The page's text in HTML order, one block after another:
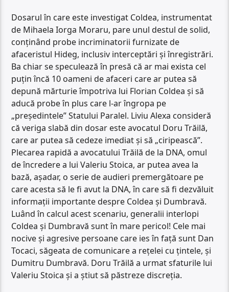
Dosarul în care este investigat Coldea, instrumentat
de Mihaela Iorga Moraru, pare unul destul de solid,
conținând probe incriminatorii furnizate de
afaceristul Hideg, inclusiv interceptări și înregistrări.
Ba chiar se speculează în presă că ar mai exista cel
puțin încă 10 oameni de afaceri care ar putea să
depună mărturie împotriva lui Florian Coldea și să
aducă probe în plus care l-ar îngropa pe
„președintele” Statului Paralel. Liviu Alexa consideră
că veriga slabă din dosar este avocatul Doru Trăilă,
care ar putea să cedeze imediat și să „ciripească”.
Plecarea rapidă a avocatului Trăilă de la DNA, omul
de încredere a lui Valeriu Stoica, ar putea avea la
bază, așadar, o serie de audieri premergătoare pe
care acesta să le fi avut la DNA, în care să fi dezvăluit
informații importante despre Coldea și Dumbravă.
Luând în calcul acest scenariu, generalii interlopi
Coldea și Dumbravă sunt în mare pericol! Cele mai
nocive și agresive persoane care ies în față sunt Dan
Tocaci, săgeata de comunicare a rețelei cu țintele, și
Dumitru Dumbravă. Doru Trăilă a urmat sfaturile lui
Valeriu Stoica și a știut să păstreze discreția.